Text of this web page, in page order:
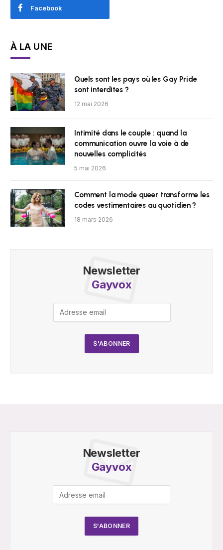
Facebook
À LA UNE
Quels sont les pays où les Gay Pride
sont interdites ?
12 mai 2026
Intimité dans le couple : quand la
communication ouvre la voie à de
nouvelles complicités
5 mai 2026
Comment la mode queer transforme les
codes vestimentaires au quotidien ?
18 mars 2026
Newsletter
Gayvox
Newsletter
Gayvox